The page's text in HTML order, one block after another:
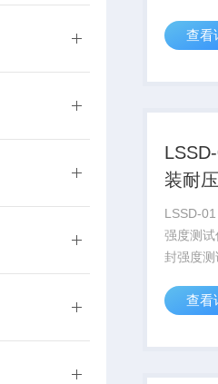
硬度、
度、粘
查看
装耐
LSSD-
强度测
封强度
件、无
胀破压
查看